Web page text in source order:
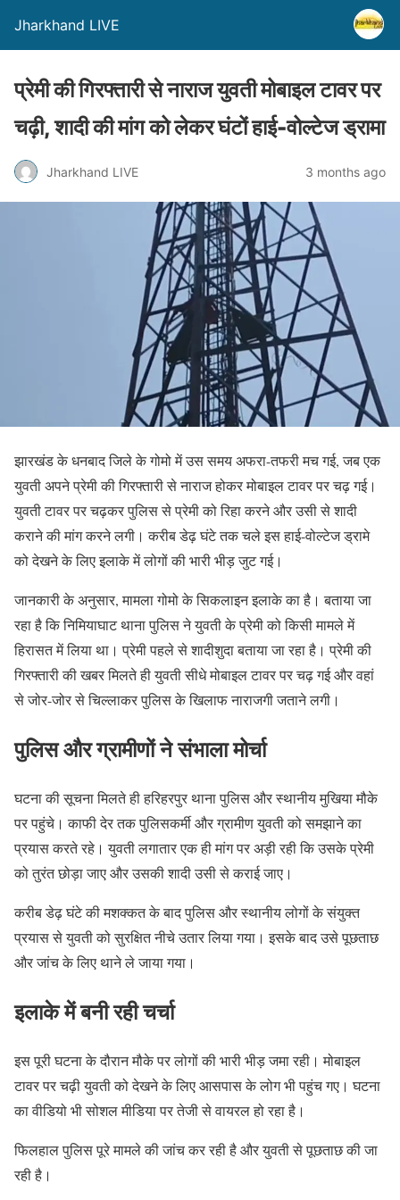
Jharkhand LIVE
प्रेमी की गिरफ्तारी से नाराज युवती मोबाइल टावर पर
चढ़ी, शादी की मांग को लेकर घंटों हाई-वोल्टेज ड्रामा
Jharkhand LIVE 3 months ago
झारखंड के धनबाद जिले के गोमो में उस समय अफरा-तफरी मच गई, जब एक
युवती अपने प्रेमी की गिरफ्तारी से नाराज होकर मोबाइल टावर पर चढ़ गई।
युवती टावर पर चढ़कर पुलिस से प्रेमी को रिहा करने और उसी से शादी
कराने की मांग करने लगी। करीब डेढ़ घंटे तक चले इस हाई-वोल्टेज ड्रामे
को देखने के लिए इलाके में लोगों की भारी भीड़ जुट गई।
जानकारी के अनुसार, मामला गोमो के सिकलाइन इलाके का है। बताया जा
रहा है कि निमियाघाट थाना पुलिस ने युवती के प्रेमी को किसी मामले में
हिरासत में लिया था। प्रेमी पहले से शादीशुदा बताया जा रहा है। प्रेमी की
गिरफ्तारी की खबर मिलते ही युवती सीधे मोबाइल टावर पर चढ़ गई और वहां
से जोर-जोर से चिल्लाकर पुलिस के खिलाफ नाराजगी जताने लगी।
पुलिस और ग्रामीणों ने संभाला मोर्चा
घटना की सूचना मिलते ही हरिहरपुर थाना पुलिस और स्थानीय मुखिया मौके
पर पहुंचे। काफी देर तक पुलिसकर्मी और ग्रामीण युवती को समझाने का
प्रयास करते रहे। युवती लगातार एक ही मांग पर अड़ी रही कि उसके प्रेमी
को तुरंत छोड़ा जाए और उसकी शादी उसी से कराई जाए।
करीब डेढ़ घंटे की मशक्कत के बाद पुलिस और स्थानीय लोगों के संयुक्त
प्रयास से युवती को सुरक्षित नीचे उतार लिया गया। इसके बाद उसे पूछताछ
और जांच के लिए थाने ले जाया गया।
इलाके में बनी रही चर्चा
इस पूरी घटना के दौरान मौके पर लोगों की भारी भीड़ जमा रही। मोबाइल
टावर पर चढ़ी युवती को देखने के लिए आसपास के लोग भी पहुंच गए। घटना
का वीडियो भी सोशल मीडिया पर तेजी से वायरल हो रहा है।
फिलहाल पुलिस पूरे मामले की जांच कर रही है और युवती से पूछताछ की जा
रही है।